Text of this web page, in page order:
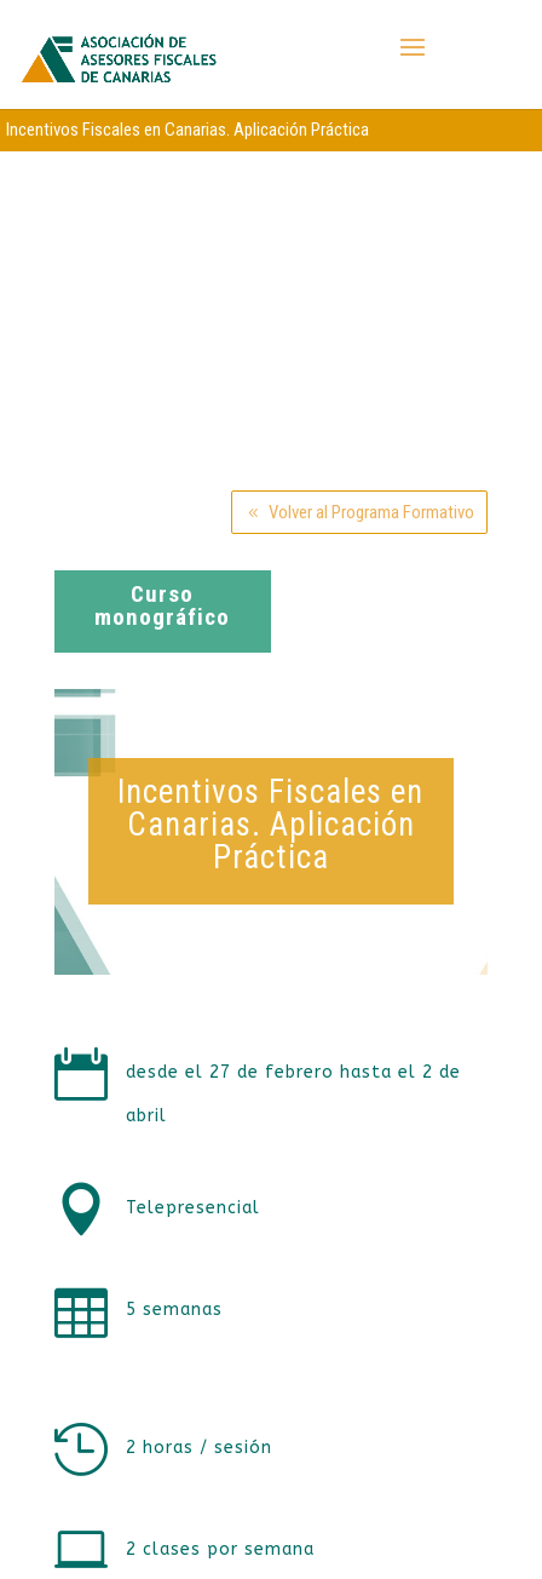
Incentivos Fiscales en Canarias. Aplicación Práctica
Volver al Programa Formativo
Curso
monográfico
Incentivos Fiscales en
Canarias. Aplicación
Práctica
 desde el 27 de febrero hasta el 2 de
abril
 Telepresencial
 5 semanas
 2 horas / sesión
 2 clases por semana